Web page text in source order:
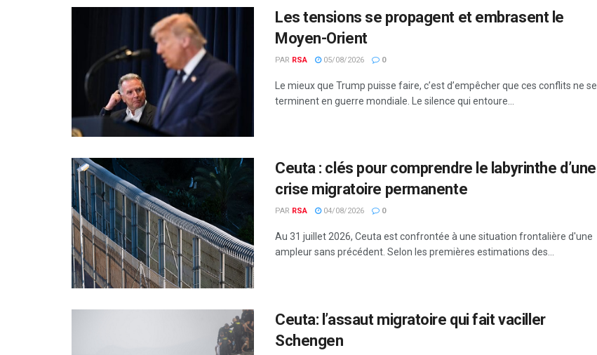
Les tensions se propagent et embrasent le
Moyen-Orient
PAR RSA 05/08/2026 0
Le mieux que Trump puisse faire, c’est d’empêcher que ces conflits ne se
terminent en guerre mondiale. Le silence qui entoure...
Ceuta : clés pour comprendre le labyrinthe d’une
crise migratoire permanente
PAR RSA 04/08/2026 0
Au 31 juillet 2026, Ceuta est confrontée à une situation frontalière d'une
ampleur sans précédent. Selon les premières estimations des...
Ceuta: l’assaut migratoire qui fait vaciller
Schengen